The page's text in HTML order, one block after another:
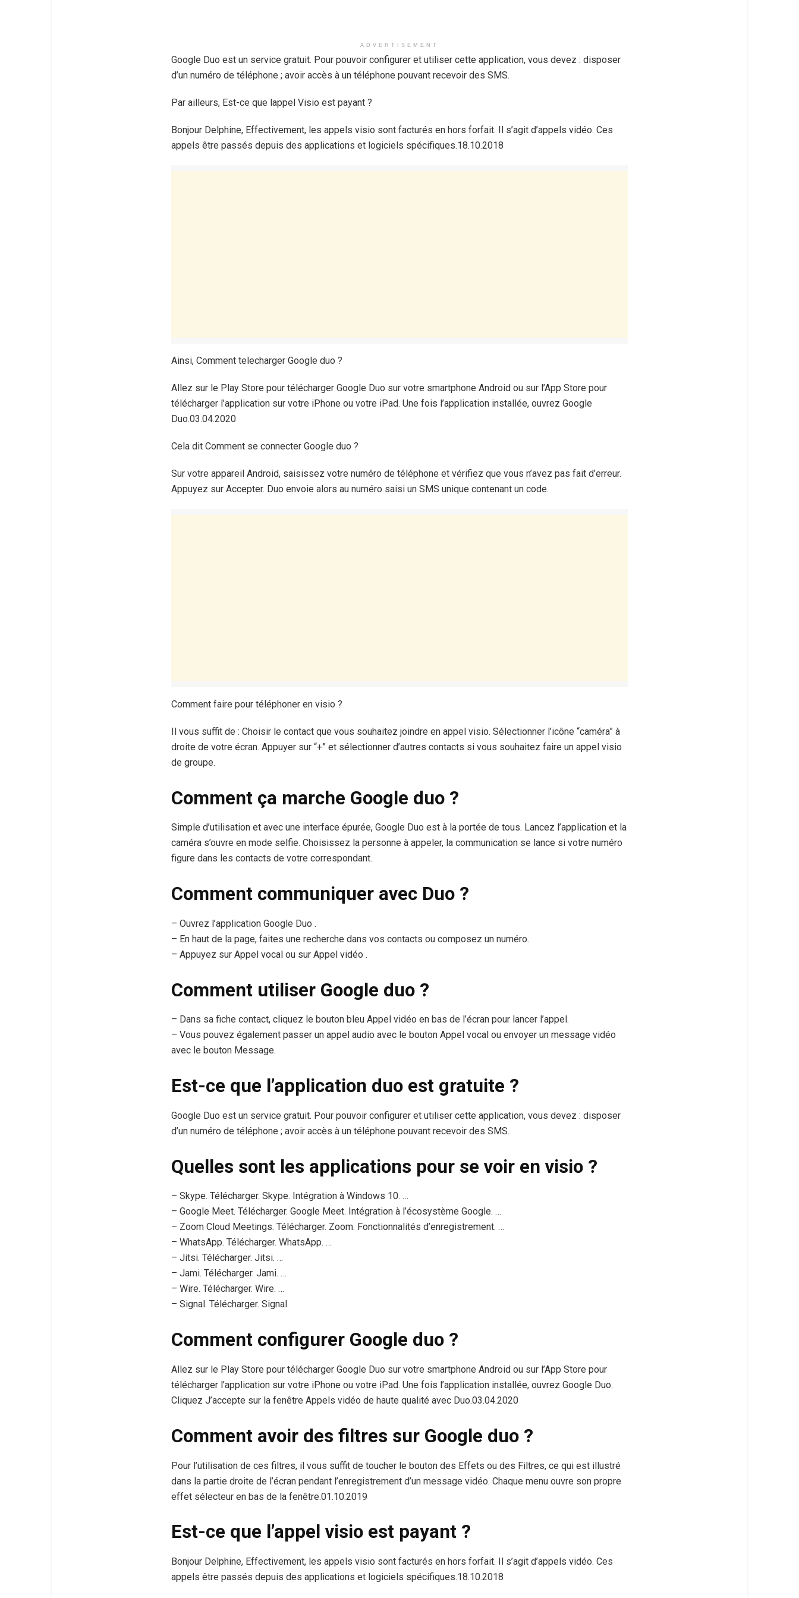
ADVERTISEMENT
Google Duo est un service gratuit. Pour pouvoir configurer et utiliser cette application, vous devez : disposer
d’un numéro de téléphone ; avoir accès à un téléphone pouvant recevoir des SMS.
Par ailleurs, Est-ce que lappel Visio est payant ?
Bonjour Delphine, Effectivement, les appels visio sont facturés en hors forfait. Il s’agit d’appels vidéo. Ces
appels être passés depuis des applications et logiciels spécifiques.18.10.2018
Ainsi, Comment telecharger Google duo ?
Allez sur le Play Store pour télécharger Google Duo sur votre smartphone Android ou sur l’App Store pour
télécharger l’application sur votre iPhone ou votre iPad. Une fois l’application installée, ouvrez Google
Duo.03.04.2020
Cela dit Comment se connecter Google duo ?
Sur votre appareil Android, saisissez votre numéro de téléphone et vérifiez que vous n’avez pas fait d’erreur.
Appuyez sur Accepter. Duo envoie alors au numéro saisi un SMS unique contenant un code.
Comment faire pour téléphoner en visio ?
Il vous suffit de : Choisir le contact que vous souhaitez joindre en appel visio. Sélectionner l’icône “caméra” à
droite de votre écran. Appuyer sur “+” et sélectionner d’autres contacts si vous souhaitez faire un appel visio
de groupe.
Comment ça marche Google duo ?
Simple d’utilisation et avec une interface épurée, Google Duo est à la portée de tous. Lancez l’application et la
caméra s’ouvre en mode selfie. Choisissez la personne à appeler, la communication se lance si votre numéro
figure dans les contacts de votre correspondant.
Comment communiquer avec Duo ?
– Ouvrez l’application Google Duo .
– En haut de la page, faites une recherche dans vos contacts ou composez un numéro.
– Appuyez sur Appel vocal ou sur Appel vidéo .
Comment utiliser Google duo ?
– Dans sa fiche contact, cliquez le bouton bleu Appel vidéo en bas de l’écran pour lancer l’appel.
– Vous pouvez également passer un appel audio avec le bouton Appel vocal ou envoyer un message vidéo
avec le bouton Message.
Est-ce que l’application duo est gratuite ?
Google Duo est un service gratuit. Pour pouvoir configurer et utiliser cette application, vous devez : disposer
d’un numéro de téléphone ; avoir accès à un téléphone pouvant recevoir des SMS.
Quelles sont les applications pour se voir en visio ?
– Skype. Télécharger. Skype. Intégration à Windows 10. …
– Google Meet. Télécharger. Google Meet. Intégration à l’écosystème Google. …
– Zoom Cloud Meetings. Télécharger. Zoom. Fonctionnalités d’enregistrement. …
– WhatsApp. Télécharger. WhatsApp. …
– Jitsi. Télécharger. Jitsi. …
– Jami. Télécharger. Jami. …
– Wire. Télécharger. Wire. …
– Signal. Télécharger. Signal.
Comment configurer Google duo ?
Allez sur le Play Store pour télécharger Google Duo sur votre smartphone Android ou sur l’App Store pour
télécharger l’application sur votre iPhone ou votre iPad. Une fois l’application installée, ouvrez Google Duo.
Cliquez J’accepte sur la fenêtre Appels vidéo de haute qualité avec Duo.03.04.2020
Comment avoir des filtres sur Google duo ?
Pour l’utilisation de ces filtres, il vous suffit de toucher le bouton des Effets ou des Filtres, ce qui est illustré
dans la partie droite de l’écran pendant l’enregistrement d’un message vidéo. Chaque menu ouvre son propre
effet sélecteur en bas de la fenêtre.01.10.2019
Est-ce que l’appel visio est payant ?
Bonjour Delphine, Effectivement, les appels visio sont facturés en hors forfait. Il s’agit d’appels vidéo. Ces
appels être passés depuis des applications et logiciels spécifiques.18.10.2018